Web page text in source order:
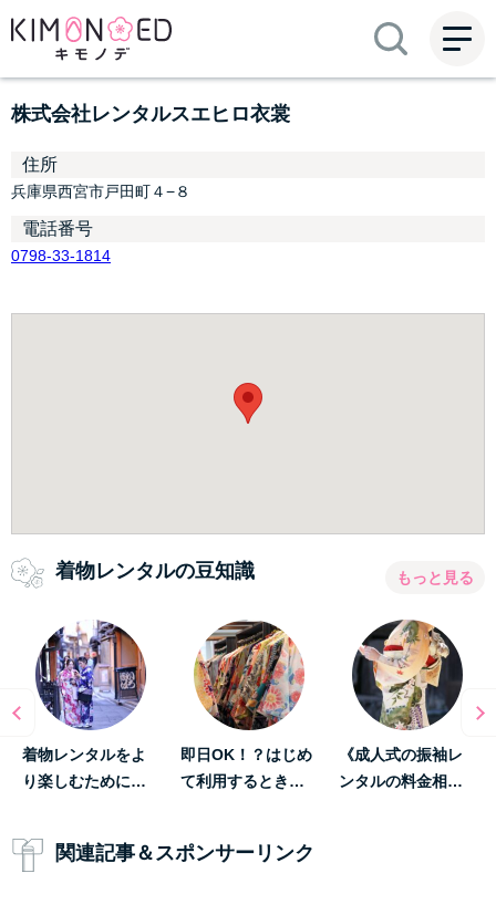
ME
NU
株式会社レンタルスエヒロ衣裳
住所
兵庫県西宮市戸田町４−８
電話番号
0798-33-1814
着物レンタルの豆知識 もっと見る
着物レンタルをよ
り楽しむために…
即日OK！？はじめ
て利用するとき…
《成人式の振袖レ
ンタルの料金相…
関連記事＆スポンサーリンク